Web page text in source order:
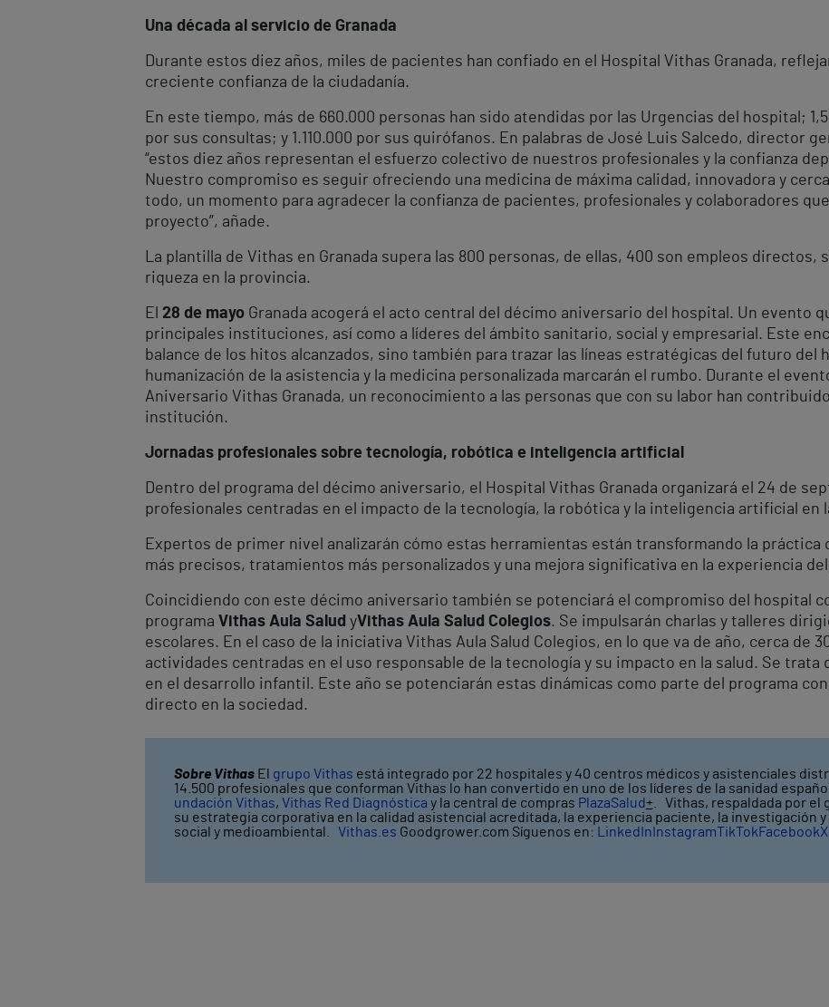
Una década al servicio de Granada
Durante estos diez años, miles de pacientes han confiado en el Hospital Vithas Granada,
creciente confianza de la ciudadanía.
En este tiempo, más de 660.000 personas han sido atendidas por las Urgencias del hospital;
por sus consultas; y 1.110.000 por sus quirófanos. En palabras de José Luis Salcedo, director
“estos diez años representan el esfuerzo colectivo de nuestros profesionales y la confianza
Nuestro compromiso es seguir ofreciendo una medicina de máxima calidad, innovadora y
todo, un momento para agradecer la confianza de pacientes, profesionales y colaboradores
proyecto”, añade.
La plantilla de Vithas en Granada supera las 800 personas, de ellas, 400 son empleos directos,
riqueza en la provincia.
El 28 de mayo Granada acogerá el acto central del décimo aniversario del hospital. Un evento
principales instituciones, así como a líderes del ámbito sanitario, social y empresarial. Este
balance de los hitos alcanzados, sino también para trazar las líneas estratégicas del futuro del
humanización de la asistencia y la medicina personalizada marcarán el rumbo. Durante el
Aniversario Vithas Granada, un reconocimiento a las personas que con su labor han
institución.
Jornadas profesionales sobre tecnología, robótica e inteligencia artificial
Dentro del programa del décimo aniversario, el Hospital Vithas Granada organizará el 24 de
profesionales centradas en el impacto de la tecnología, la robótica y la inteligencia artificial en
Expertos de primer nivel analizarán cómo estas herramientas están transformando la
más precisos, tratamientos más personalizados y una mejora significativa en la experiencia
Coincidiendo con este décimo aniversario también se potenciará el compromiso del hospital
programa Vithas Aula Salud yVithas Aula Salud Colegios. Se impulsarán charlas y talleres
escolares. En el caso de la iniciativa Vithas Aula Salud Colegios, en lo que va de año, cerca de
actividades centradas en el uso responsable de la tecnología y su impacto en la salud. Se trata
en el desarrollo infantil. Este año se potenciarán estas dinámicas como parte del programa
directo en la sociedad.
Sobre Vithas El grupo Vithas está integrado por 22 hospitales y 40 centros médicos y asistenciales
14.500 profesionales que conforman Vithas lo han convertido en uno de los líderes de la sanidad
undación Vithas, Vithas Red Diagnóstica y la central de compras PlazaSalud+ . Vithas, respaldada por el
su estrategia corporativa en la calidad asistencial acreditada, la experiencia paciente, la investigación
social y medioambiental. Vithas.es Goodgrower.com Síguenos en: LinkedIn InstagramTikTokFacebookX